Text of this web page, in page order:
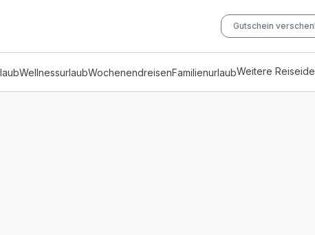
Gutschein
WellnessurlaubWochenendreisenFamilienurlaubWeitere